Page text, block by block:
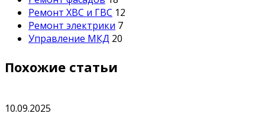
Ремонт ХВС и ГВС 12
Ремонт электрики 7
Управление МКД 20
Похожие статьи
10.09.2025